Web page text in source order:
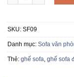
SKU: SF09
Danh mục: Sofa văn
Thẻ: ghế sofa ghế sofa